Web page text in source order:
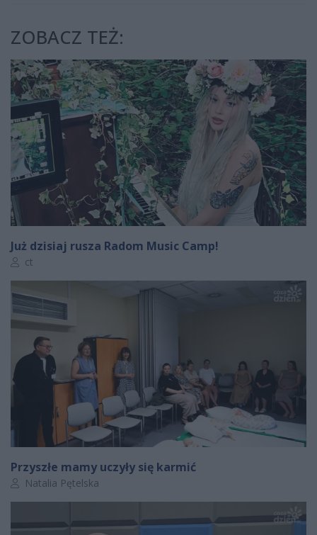
ZOBACZ TEŻ:
Już dzisiaj rusza Radom Music Camp!
Autor artykułu:
ct
Przyszłe mamy uczyły się karmić
Autor artykułu:
Natalia Pętelska